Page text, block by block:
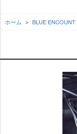
ホーム BLUE ENCOUNT